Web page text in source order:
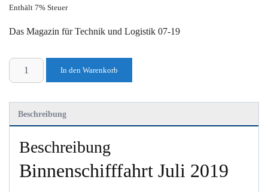
Enthält 7% Steuer
Das Magazin für Technik und Logistik 07-19
Binnenschifffahrt
Juli
In den Warenkorb
Beschreibung
Beschreibung
Binnenschifffahrt Juli 2019